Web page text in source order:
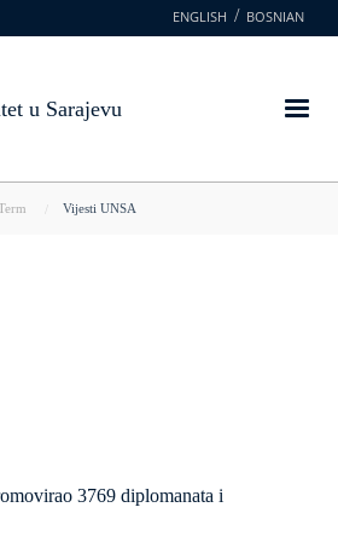
ENGLISH BOSNIAN
u Sarajevu
Vijesti UNSA
3769 diplomanata i